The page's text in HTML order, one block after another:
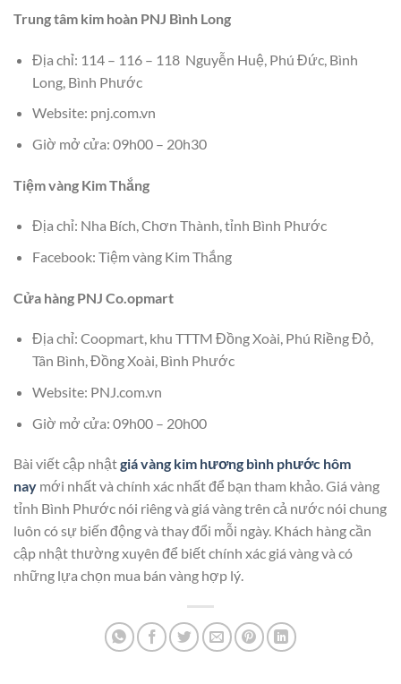
Trung tâm kim hoàn PNJ Bình Long
Địa chỉ: 114 – 116 – 118 Nguyễn Huệ, Phú Đức, Bình
Long, Bình Phước
Website: pnj.com.vn
Giờ mở cửa: 09h00 – 20h30
Tiệm vàng Kim Thắng
Địa chỉ: Nha Bích, Chơn Thành, tỉnh Bình Phước
Facebook: Tiệm vàng Kim Thắng
Cửa hàng PNJ Co.opmart
Địa chỉ: Coopmart, khu TTTM Đồng Xoài, Phú Riềng Đỏ,
Tân Bình, Đồng Xoài, Bình Phước
Website: PNJ.com.vn
Giờ mở cửa: 09h00 – 20h00
Bài viết cập nhậtgiá vàng kim hương bình phước hôm
nay mới nhất và chính xác nhất để bạn tham khảo. Giá vàng
tỉnh Bình Phước nói riêng và giá vàng trên cả nước nói chung
luôn có sự biến động và thay đổi mỗi ngày. Khách hàng cần
cập nhật thường xuyên để biết chính xác giá vàng và có
những lựa chọn mua bán vàng hợp lý.